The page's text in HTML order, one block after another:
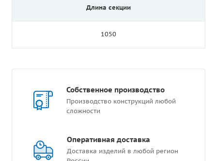
Длина секции
1050
Собственное производство
Производство конструкций любой
сложности
Оперативная доставка
Доставка изделий в любой регион